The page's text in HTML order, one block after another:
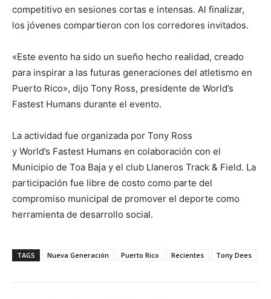
competitivo en sesiones cortas e intensas. Al finalizar,
los jóvenes compartieron con los corredores invitados.
«Este evento ha sido un sueño hecho realidad, creado
para inspirar a las futuras generaciones del atletismo en
Puerto Rico», dijo Tony Ross, presidente de World’s
Fastest Humans durante el evento.
La actividad fue organizada por Tony Ross
y World’s Fastest Humans en colaboración con el
Municipio de Toa Baja y el club Llaneros Track & Field. La
participación fue libre de costo como parte del
compromiso municipal de promover el deporte como
herramienta de desarrollo social.
TAGS Nueva Generación Puerto Rico Recientes Tony Dees